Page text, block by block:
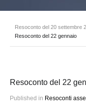
Resoconto del 20 settembre
Resoconto del 22 gennaio
Resoconto del 22
Published in Resoconti